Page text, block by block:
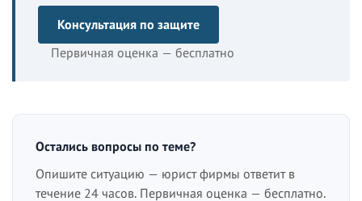
Консультация по защите
Первичная оценка — бесплатно
Остались вопросы по теме?
Опишите ситуацию — юрист фирмы ответит в
течение 24 часов. Первичная оценка — бесплатно.